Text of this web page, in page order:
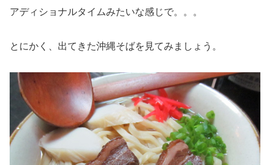
アディショナルタイムみたいな感じで。。。
とにかく、出てきた沖縄そばを見てみましょう。